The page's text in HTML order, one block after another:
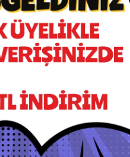
Würth Sprey Araç
Orijinal Ürün - Yetkili Satıcı - Hızlı Kargo
₺250,00
Havale ile Ödeme
₺237,50
Daha Fazla Kokular